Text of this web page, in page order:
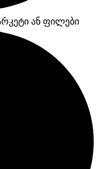
ან ფილები